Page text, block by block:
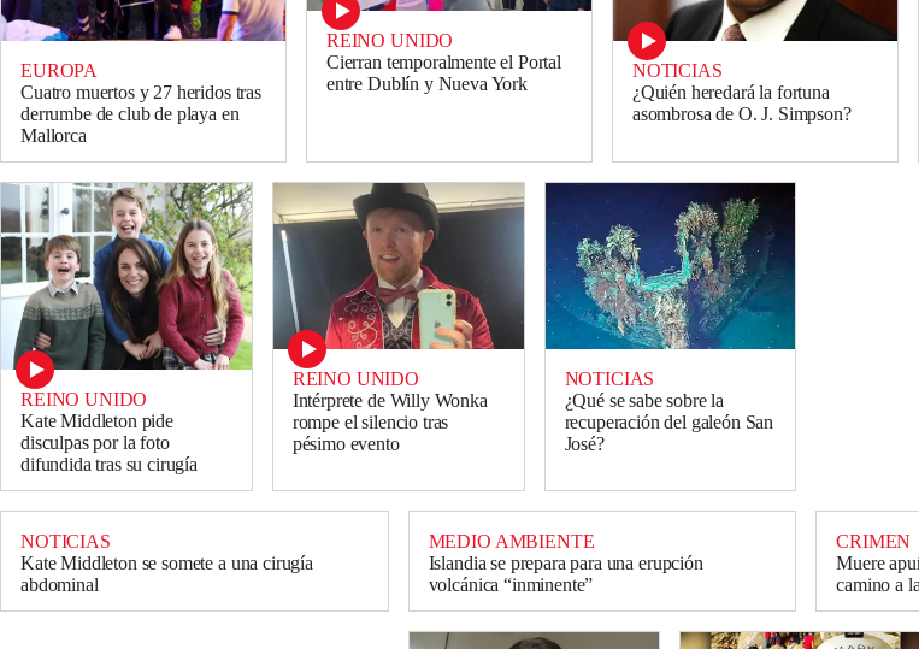
EUROPA
Cuatro muertos y 27 heridos tras
derrumbe de club de playa en
Mallorca
REINO UNIDO
Cierran temporalmente el Portal
entre Dublín y Nueva York
NOTICIAS
¿Quién heredará la fortuna
asombrosa de O. J. Simpson?
REINO UNIDO
Kate Middleton pide
disculpas por la foto
difundida tras su cirugía
REINO UNIDO
Intérprete de Willy Wonka
rompe el silencio tras
pésimo evento
NOTICIAS
¿Qué se sabe sobre la
recuperación del galeón San
José?
NOTICIAS
Kate Middleton se somete a una cirugía
abdominal
MEDIO AMBIENTE
Islandia se prepara para una erupción
volcánica “inminente”
CRIMEN
Muere
camino a